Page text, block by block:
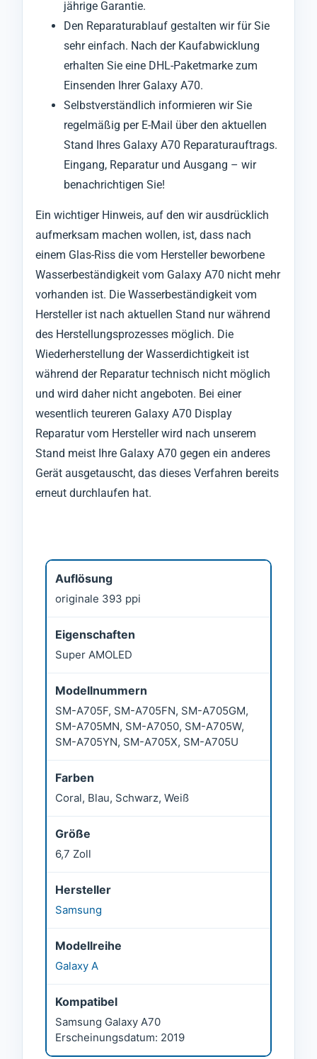
jährige Garantie.
Den Reparaturablauf gestalten wir für Sie
sehr einfach. Nach der Kaufabwicklung
erhalten Sie eine DHL-Paketmarke zum
Einsenden Ihrer Galaxy A70.
Selbstverständlich informieren wir Sie
regelmäßig per E-Mail über den aktuellen
Stand Ihres Galaxy A70 Reparaturauftrags.
Eingang, Reparatur und Ausgang – wir
benachrichtigen Sie!
Ein wichtiger Hinweis, auf den wir ausdrücklich
aufmerksam machen wollen, ist, dass nach
einem Glas-Riss die vom Hersteller beworbene
Wasserbeständigkeit vom Galaxy A70 nicht mehr
vorhanden ist. Die Wasserbeständigkeit vom
Hersteller ist nach aktuellen Stand nur während
des Herstellungsprozesses möglich. Die
Wiederherstellung der Wasserdichtigkeit ist
während der Reparatur technisch nicht möglich
und wird daher nicht angeboten. Bei einer
wesentlich teureren Galaxy A70 Display
Reparatur vom Hersteller wird nach unserem
Stand meist Ihre Galaxy A70 gegen ein anderes
Gerät ausgetauscht, das dieses Verfahren bereits
erneut durchlaufen hat.
Auflösung
originale 393 ppi
Eigenschaften
Super AMOLED
Modellnummern
SM-A705F, SM-A705FN, SM-A705GM,
SM-A705MN, SM-A7050, SM-A705W,
SM-A705YN, SM-A705X, SM-A705U
Farben
Coral, Blau, Schwarz, Weiß
Größe
6,7 Zoll
Hersteller
Samsung
Modellreihe
Galaxy A
Kompatibel
Samsung Galaxy A70
Erscheinungsdatum: 2019